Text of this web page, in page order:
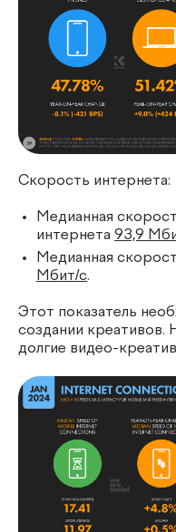
Скорость интернета:
Медианная
интернета 93,9
Медианная
Мбит/с.
Этот показатель
создании креативов.
долгие видео-